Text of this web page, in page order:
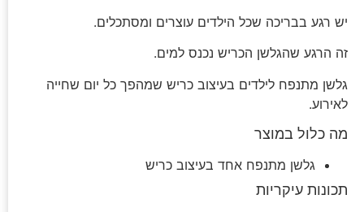
יש רגע בבריכה שכל הילדים עוצרים ומסתכלים.
זה הרגע שהגלשן הכריש נכנס למים.
גלשן מתנפח לילדים בעיצוב כריש שמהפך כל יום שחייה
לאירוע.
מה כלול במוצר
גלשן מתנפח אחד בעיצוב כריש
תכונות עיקריות